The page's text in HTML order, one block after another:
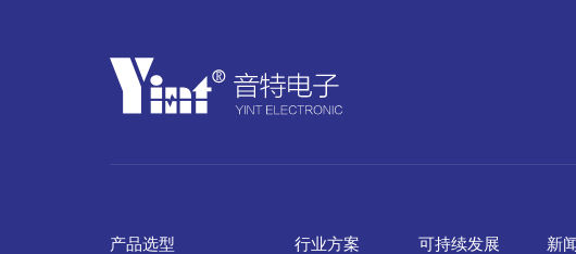
产品选型 行业方案 可持续发展 新